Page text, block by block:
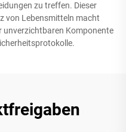
zu treffen. Dieser
von Lebensmitteln macht
unverzichtbaren Komponente